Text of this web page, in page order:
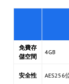
免費存
儲空間
4GB
安全性 AES256